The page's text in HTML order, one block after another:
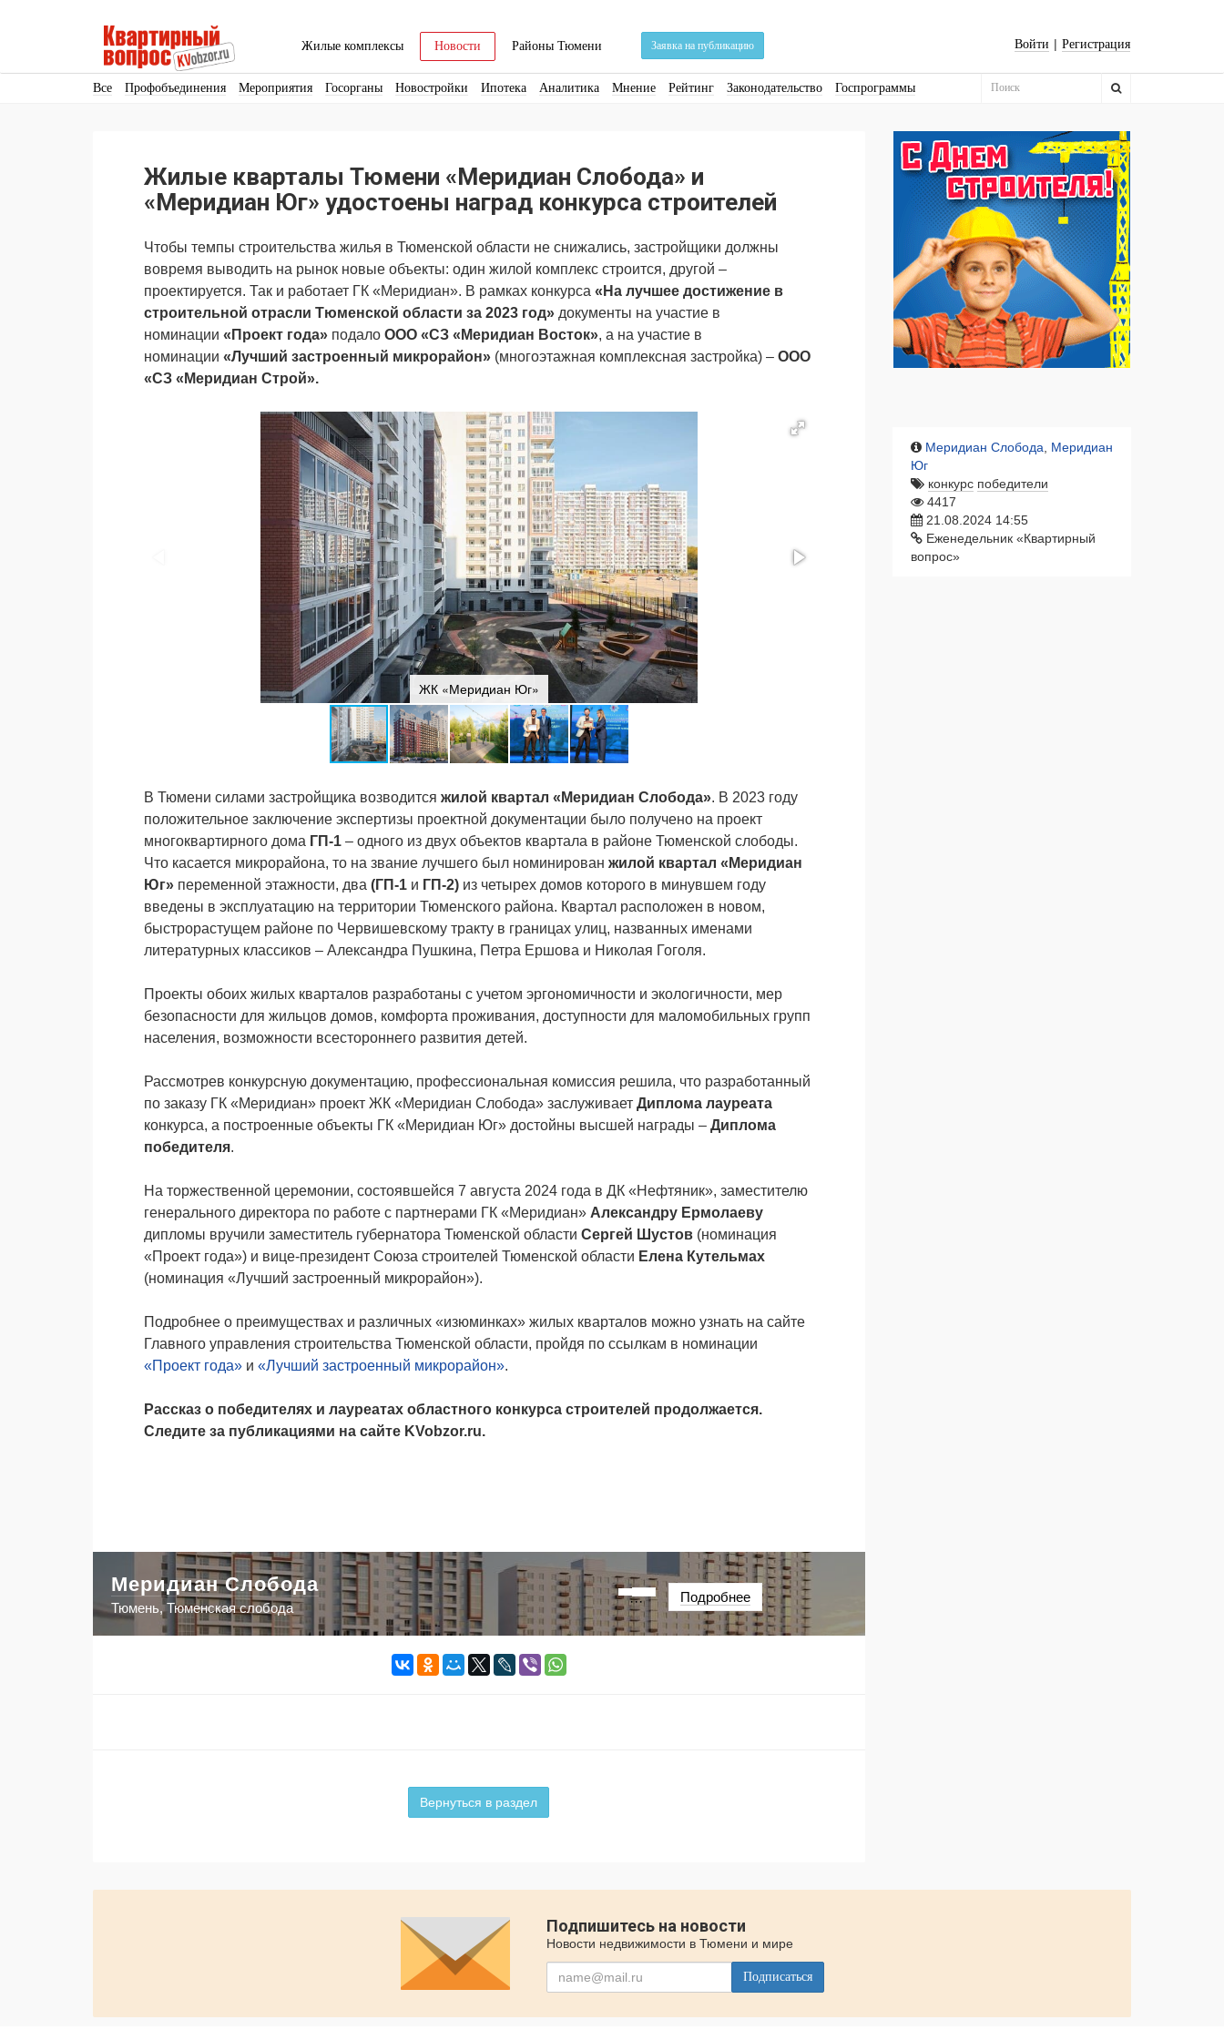
Жилые комплексы Новости Районы Тюмени Заявка на публикацию Войти | Регистрация
Все Профобъединения Мероприятия Госорганы Новостройки Ипотека Аналитика Мнение Рейтинг Законодательство Госпрограммы
Жилые кварталы Тюмени «Меридиан Слобода» и
«Меридиан Юг» удостоены наград конкурса строителей
Чтобы темпы строительства жилья в Тюменской области не снижались, застройщики должны
вовремя выводить на рынок новые объекты: один жилой комплекс строится, другой –
проектируется. Так и работает ГК «Меридиан». В рамках конкурса «На лучшее достижение в
строительной отрасли Тюменской области за 2023 год» документы на участие в
номинации «Проект года» подало ООО «СЗ «Меридиан Восток», а на участие в
номинации «Лучший застроенный микрорайон» (многоэтажная комплексная застройка) – ООО
«СЗ «Меридиан Строй».
ЖК «Меридиан Юг»
В Тюмени силами застройщика возводится жилой квартал «Меридиан Слобода». В 2023 году
положительное заключение экспертизы проектной документации было получено на проект
многоквартирного дома ГП-1 – одного из двух объектов квартала в районе Тюменской слободы.
Что касается микрорайона, то на звание лучшего был номинирован жилой квартал «Меридиан
Юг» переменной этажности, два (ГП-1 и ГП-2) из четырех домов которого в минувшем году
введены в эксплуатацию на территории Тюменского района. Квартал расположен в новом,
быстрорастущем районе по Червишевскому тракту в границах улиц, названных именами
литературных классиков – Александра Пушкина, Петра Ершова и Николая Гоголя.
Проекты обоих жилых кварталов разработаны с учетом эргономичности и экологичности, мер
безопасности для жильцов домов, комфорта проживания, доступности для маломобильных групп
населения, возможности всестороннего развития детей.
Рассмотрев конкурсную документацию, профессиональная комиссия решила, что разработанный
по заказу ГК «Меридиан» проект ЖК «Меридиан Слобода» заслуживает Диплома лауреата
конкурса, а построенные объекты ГК «Меридиан Юг» достойны высшей награды – Диплома
победителя.
На торжественной церемонии, состоявшейся 7 августа 2024 года в ДК «Нефтяник», заместителю
генерального директора по работе с партнерами ГК «Меридиан» Александру Ермолаеву
дипломы вручили заместитель губернатора Тюменской области Сергей Шустов (номинация
«Проект года») и вице-президент Союза строителей Тюменской области Елена Кутельмах
(номинация «Лучший застроенный микрорайон»).
Подробнее о преимуществах и различных «изюминках» жилых кварталов можно узнать на сайте
Главного управления строительства Тюменской области, пройдя по ссылкам в номинации
«Проект года» и «Лучший застроенный микрорайон».
Рассказ о победителях и лауреатах областного конкурса строителей продолжается.
Следите за публикациями на сайте KVobzor.ru.
Меридиан Слобода
Тюмень, Тюменская слобода ··· Подробнее
Вернуться в раздел
Меридиан Слобода
Меридиан
Юг
конкурс победители
4417
21.08.2024 14:55
Еженедельник «Квартирный
вопрос»
Подпишитесь на новости
Новости недвижимости в Тюмени и мире
Подписаться